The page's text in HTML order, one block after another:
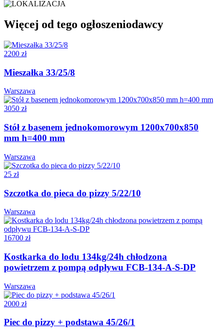
Więcej od tego ogłoszeniodawcy
2200 zł
Mieszałka 33/25/8
Warszawa
3050 zł
Stół z basenem jednokomorowym 1200x700x850
mm h=400 mm
Warszawa
25 zł
Szczotka do pieca do pizzy 5/22/10
Warszawa
16700 zł
Kostkarka do lodu 134kg/24h chłodzona
powietrzem z pompą odpływu FCB-134-A-S-DP
Warszawa
2000 zł
Piec do pizzy + podstawa 45/26/1